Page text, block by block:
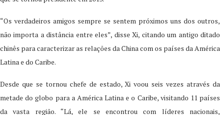
“Os verdadeiros amigos sempre se sentem próximos uns dos outros,
não importa a distância entre eles”, disse Xi, citando um antigo ditado
chinês para caracterizar as relações da China com os países da América
Latina e do Caribe.
Desde que se tornou chefe de estado, Xi voou seis vezes através da
metade do globo para a América Latina e o Caribe, visitando 11 países
da vasta região. “Lá, ele se encontrou com líderes nacionais,